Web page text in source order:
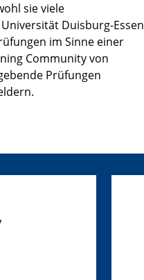
sie viele
Duisburg-Essen
im Sinne einer
Community von
Prüfungen